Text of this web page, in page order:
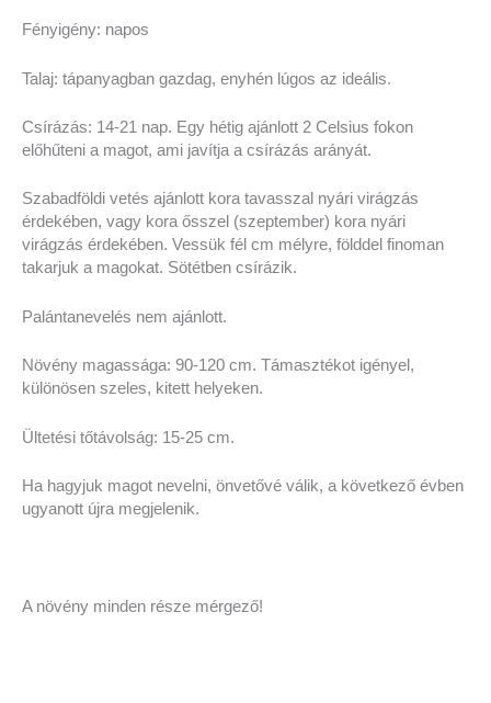
Fényigény: napos
Talaj: tápanyagban gazdag, enyhén lúgos az ideális.
Csírázás: 14-21 nap. Egy hétig ajánlott 2 Celsius fokon
előhűteni a magot, ami javítja a csírázás arányát.
Szabadföldi vetés ajánlott kora tavasszal nyári virágzás
érdekében, vagy kora ősszel (szeptember) kora nyári
virágzás érdekében. Vessük fél cm mélyre, földdel finoman
takarjuk a magokat. Sötétben csírázik.
Palántanevelés nem ajánlott.
Növény magassága: 90-120 cm. Támasztékot igényel,
különösen szeles, kitett helyeken.
Ültetési tőtávolság: 15-25 cm.
Ha hagyjuk magot nevelni, önvetővé válik, a következő évben
ugyanott újra megjelenik.
A növény minden része mérgező!